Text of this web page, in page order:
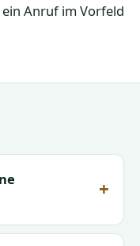
Anruf im Vorfeld